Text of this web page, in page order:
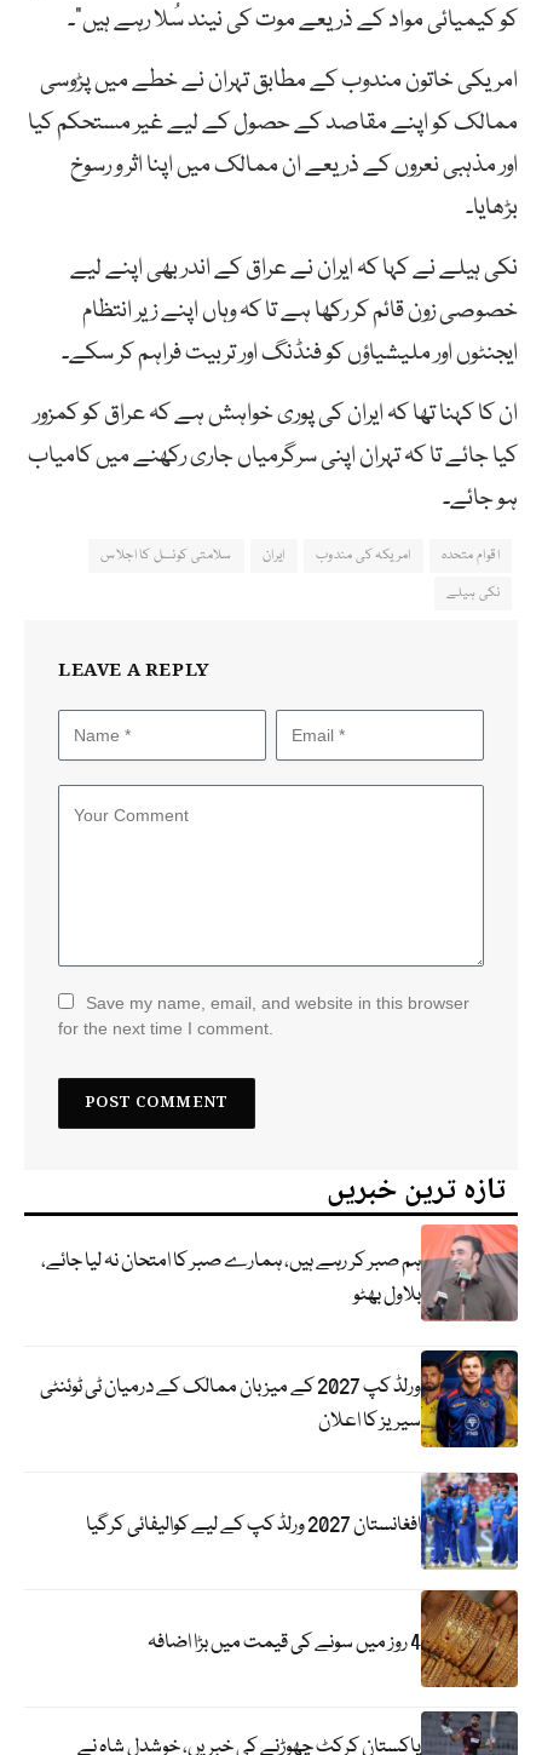
کو کیمیائی مواد کے ذریعے موت کی نیند سُلا رہے ہیں”۔
امریکی خاتون مندوب کے مطابق تہران نے خطے میں پڑوسی
ممالک کو اپنے مقاصد کے حصول کے لیے غیر مستحکم کیا
اور مذہبی نعروں کے ذریعے ان ممالک میں اپنا اثر و رسوخ
بڑھایا۔
نکی ہیلے نے کہا کہ ایران نے عراق کے اندر بھی اپنے لیے
خصوصی زون قائم کر رکھا ہے تا کہ وہاں اپنے زیر انتظام
ایجنٹوں اور ملیشیاؤں کو فنڈنگ اور تربیت فراہم کر سکے۔
ان کا کہنا تھا کہ ایران کی پوری خواہش ہے کہ عراق کو کمزور
کیا جائے تا کہ تہران اپنی سرگرمیاں جاری رکھنے میں کامیاب
ہو جائے۔
اقوام متحدہ امریکہ کی مندوب ایران
سلامتی کونسل کا اجلاس
نکی ہیلے
LEAVE A REPLY
Save my name, email, and website in this browser
for the next time I comment.
تازہ ترین خبریں
ہم صبر کر رہے ہیں، ہمارے صبر کا امتحان نہ لیا جائے،
بلاول بھٹو
ورلڈ کپ 2027 کے میزبان ممالک کے درمیان ٹی ٹوئنٹی
سیریز کا اعلان
افغانستان 2027 ورلڈ کپ کے لیے کوالیفائی کرگیا
4 روز میں سونے کی قیمت میں بڑا اضافہ
پاکستان کرکٹ چھوڑنے کی خبریں، خوشدل شاہ نے